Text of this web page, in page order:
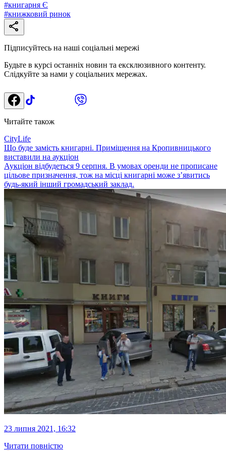
#книгарня Є
#книжковий ринок
Підписуйтесь на наші соціальні мережі
Будьте в курсі останніх новин та ексклюзивного контенту.
Слідкуйте за нами у соціальних мережах.
Читайте також
CityLife
Що буде замість книгарні. Приміщення на Кропивницького
виставили на аукціон
Аукціон відбудеться 9 серпня. В умовах оренди не прописане
цільове призначення, тож на місці книгарні може з’явитись
будь-який інший громадський заклад.
23 липня 2021, 16:32
Читати повністю